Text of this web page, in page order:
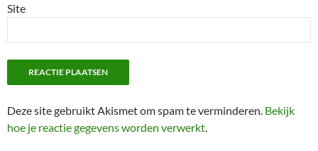
Site
Deze site gebruikt Akismet om spam te verminderen. Bekijk
hoe je reactie gegevens worden verwerkt.